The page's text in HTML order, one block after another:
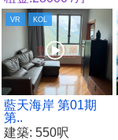
VR KOL
藍天海岸 第01期
第..
建築: 550呎